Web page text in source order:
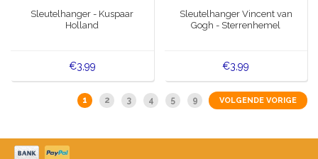
Sleutelhanger - Kuspaar
Holland
€3,99
Sleutelhanger Vincent van
Gogh - Sterrenhemel
€3,99
1 2 3 4 5 9 VOLGENDE VORIGE